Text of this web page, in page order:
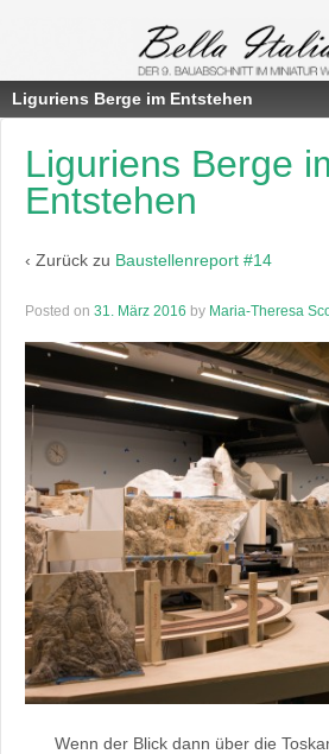
Liguriens Berge im Entstehen
Liguriens Berge
Entstehen
‹ Zurück zu Baustellenreport #14
Posted on 31. März 2016 by Maria-Theresa
Wenn der Blick dann über die